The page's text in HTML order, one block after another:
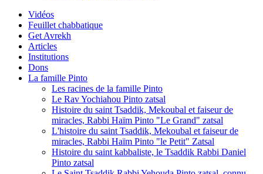
Vidéos
Feuillet chabbatique
Get Avrekh
Articles
Institutions
Dons
La famille Pinto
Les racines de la famille Pinto
Le Rav Yochiahou Pinto zatsal
Histoire du saint Tsaddik, Mekoubal et faiseur de
miracles, Rabbi Haïm Pinto "Le Grand" zatsal
L'histoire du saint Tsaddik, Mekoubal et faiseur de
miracles, Rabbi Haïm Pinto "le Petit" Zatsal
Histoire du saint kabbaliste, le Tsaddik Rabbi Daniel
Pinto zatsal